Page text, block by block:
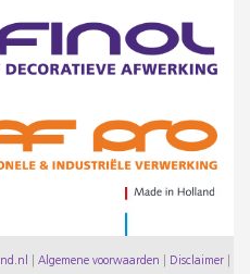
Algemene voorwaarden Disclaimer